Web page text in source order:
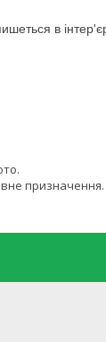
в
призначення.